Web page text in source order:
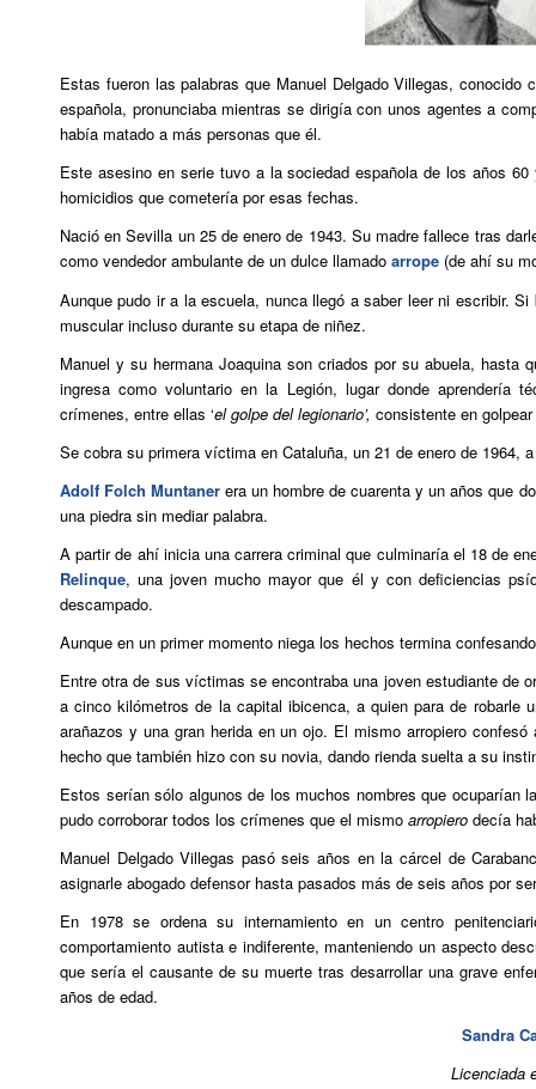
Estas fueron las palabras que Manuel Delgado Villegas, conocido
española, pronunciaba mientras se dirigía con unos agentes a
había matado a más personas que él.
Este asesino en serie tuvo a la sociedad española de los años
homicidios que cometería por esas fechas.
Nació en Sevilla un 25 de enero de 1943. Su madre fallece tras
como vendedor ambulante de un dulce llamado arrope (de ahí su
Aunque pudo ir a la escuela, nunca llegó a saber leer ni escribir.
muscular incluso durante su etapa de niñez.
Manuel y su hermana Joaquina son criados por su abuela,
ingresa como voluntario en la Legión, lugar donde aprendería
crímenes, entre ellas ‘el golpe del legionario’, consistente en
Se cobra su primera víctima en Cataluña, un 21 de enero de 1964,
Adolf Folch Muntaner era un hombre de cuarenta y un años que
una piedra sin mediar palabra.
A partir de ahí inicia una carrera criminal que culminaría el 18 de
Relinque, una joven mucho mayor que él y con deficiencias
descampado.
Aunque en un primer momento niega los hechos termina
Entre otra de sus víctimas se encontraba una joven estudiante de
a cinco kilómetros de la capital ibicenca, a quien para de robarle
arañazos y una gran herida en un ojo. El mismo arropiero
hecho que también hizo con su novia, dando rienda suelta a su
Estos serían sólo algunos de los muchos nombres que
pudo corroborar todos los crímenes que el mismo arropiero decía
Manuel Delgado Villegas pasó seis años en la cárcel de
asignarle abogado defensor hasta pasados más de seis años por
En 1978 se ordena su internamiento en un centro
comportamiento autista e indiferente, manteniendo un aspecto
que sería el causante de su muerte tras desarrollar una grave
años de edad.
Sandra
Licenciada